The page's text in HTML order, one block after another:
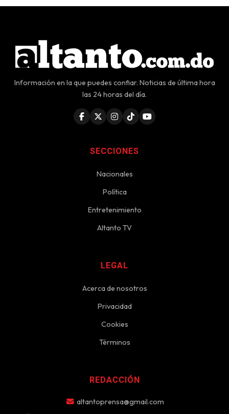
Información en la que puedes confiar. Noticias de última hora
las 24 horas del día.
SECCIONES
Nacionales
Política
Entretenimiento
Altanto TV
LEGAL
Acerca de nosotros
Privacidad
Cookies
Términos
REDACCIÓN
altantoprensa@gmail.com